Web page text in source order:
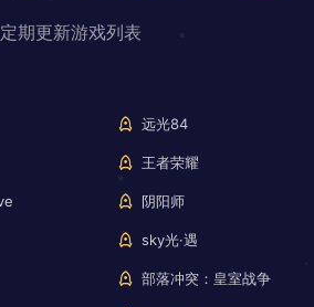
期更新游戏列表
远光84
王者荣耀
阴阳师
sky光·遇
部落冲突：皇室战争